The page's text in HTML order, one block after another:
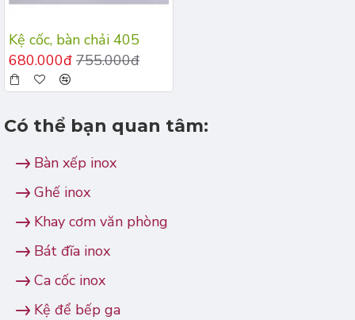
Kệ cốc, bàn chải 405
680.000đ 755.000đ
Có thể bạn quan tâm:
Bàn xếp inox
Ghế inox
Khay cơm văn phòng
Bát đĩa inox
Ca cốc inox
Kệ để bếp ga